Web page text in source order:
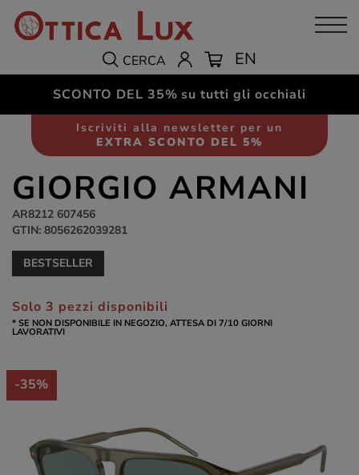
CERCA EN
SCONTO DEL 35% su tutti gli occhiali
Iscriviti alla newsletter per un
EXTRA SCONTO DEL 5%
Occhiali da sole Uomo
GIORGIO ARMANI
AR8212 607456
GTIN: 8056262039281
BESTSELLER
Solo 3 pezzi disponibili
* SE NON DISPONIBILE IN NEGOZIO, ATTESA DI 7/10 GIORNI
LAVORATIVI
-35%